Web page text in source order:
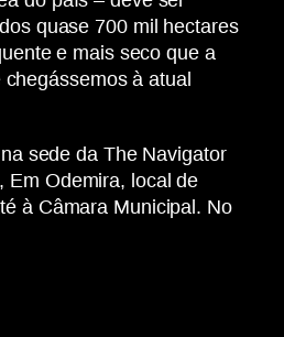
quase 700 mil hectares
e mais seco que a
à atual
sede da The Navigator
Em Odemira, local de
à Câmara Municipal. No